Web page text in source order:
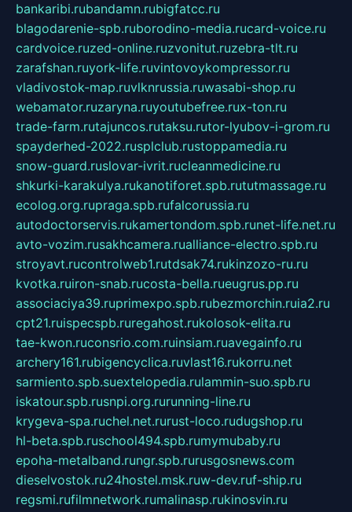
bankaribi.rubandamn.rubigfatcc.ru
blagodarenie-spb.ruborodino-media.rucard-voice.ru
cardvoice.ruzed-online.ruzvonitut.ruzebra-tlt.ru
zarafshan.ruyork-life.ruvintovoykompressor.ru
vladivostok-map.ruvlknrussia.ruwasabi-shop.ru
webamator.ruzaryna.ruyoutubefree.rux-ton.ru
trade-farm.rutajuncos.rutaksu.rutor-lyubov-i-grom.ru
spayderhed-2022.rusplclub.rustoppamedia.ru
snow-guard.ruslovar-ivrit.rucleanmedicine.ru
shkurki-karakulya.rukanotiforet.spb.rututmassage.ru
ecolog.org.rupraga.spb.rufalcorussia.ru
autodoctorservis.rukamertondom.spb.runet-life.net.ru
avto-vozim.rusakhcamera.rualliance-electro.spb.ru
stroyavt.rucontrolweb1.rutdsak74.rukinzozo-ru.ru
kvotka.ruiron-snab.rucosta-bella.rueugrus.pp.ru
associaciya39.ruprimexpo.spb.rubezmorchin.ruia2.ru
cpt21.ruispecspb.ruregahost.rukolosok-elita.ru
tae-kwon.ruconsrio.com.ruinsiam.ruavegainfo.ru
archery161.rubigencyclica.ruvlast16.rukorru.net
sarmiento.spb.suextelopedia.rulammin-suo.spb.ru
iskatour.spb.rusnpi.org.rurunning-line.ru
krygeva-spa.ruchel.net.rurust-loco.rudugshop.ru
hl-beta.spb.ruschool494.spb.rumymubaby.ru
epoha-metalband.rungr.spb.rurusgosnews.com
dieselvostok.ru24hostel.msk.ruw-dev.ruf-ship.ru
regsmi.rufilmnetwork.rumalinasp.rukinosvin.ru